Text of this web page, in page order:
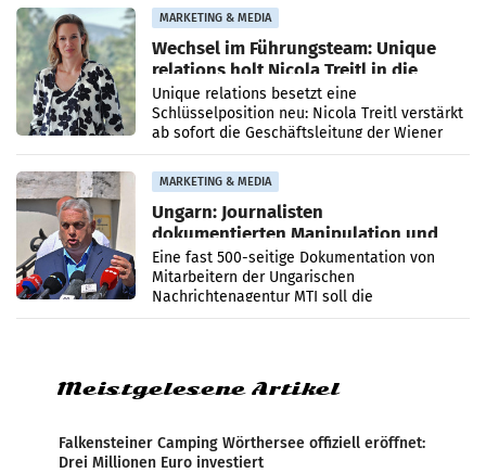
MARKETING & MEDIA
Wechsel im Führungsteam: Unique
relations holt Nicola Treitl in die
Geschäftsleitung
Unique relations besetzt eine
Schlüsselposition neu: Nicola Treitl verstärkt
ab sofort die Geschäftsleitung der Wiener
PR-Agentur an der Seite von Josef Kalina und
Anna Kalina-Mahr.
MARKETING & MEDIA
Ungarn: Journalisten
dokumentierten Manipulation und
Zensur
Eine fast 500-seitige Dokumentation von
Mitarbeitern der Ungarischen
Nachrichtenagentur MTI soll die
systematische Nachrichten-Manipulation und
Meistgelesene Artikel
Falkensteiner Camping Wörthersee offiziell eröffnet:
Drei Millionen Euro investiert